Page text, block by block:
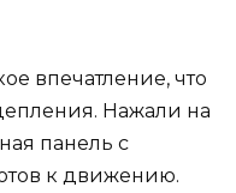
впечатление, что
Нажали на
панель с
к движению.